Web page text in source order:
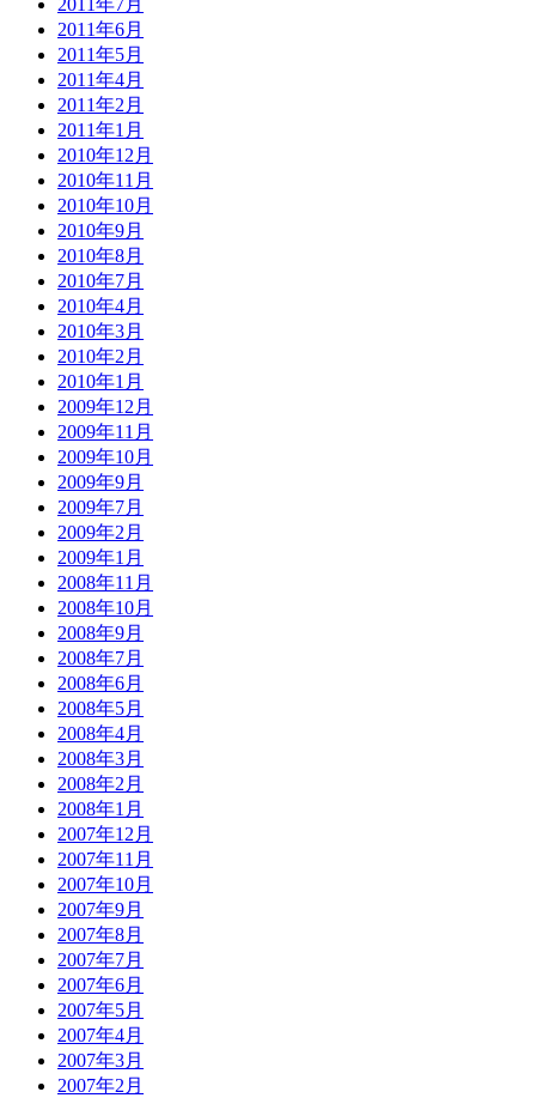
2011年7月
2011年6月
2011年5月
2011年4月
2011年2月
2011年1月
2010年12月
2010年11月
2010年10月
2010年9月
2010年8月
2010年7月
2010年4月
2010年3月
2010年2月
2010年1月
2009年12月
2009年11月
2009年10月
2009年9月
2009年7月
2009年2月
2009年1月
2008年11月
2008年10月
2008年9月
2008年7月
2008年6月
2008年5月
2008年4月
2008年3月
2008年2月
2008年1月
2007年12月
2007年11月
2007年10月
2007年9月
2007年8月
2007年7月
2007年6月
2007年5月
2007年4月
2007年3月
2007年2月